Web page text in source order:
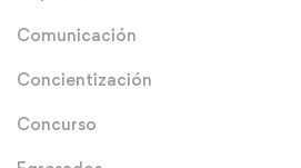
Comunicación
Concientización
Concurso